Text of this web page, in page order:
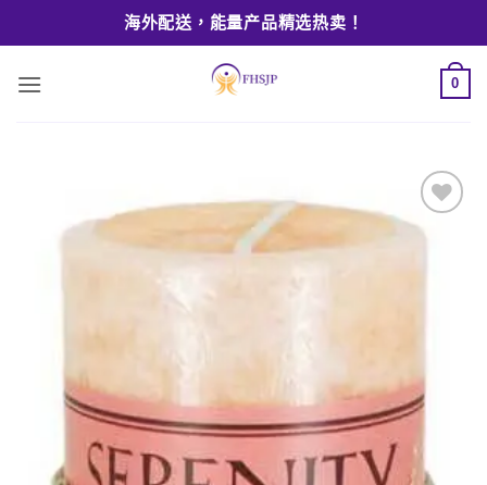
海外配送，能量产品精选热卖！
0
Add to